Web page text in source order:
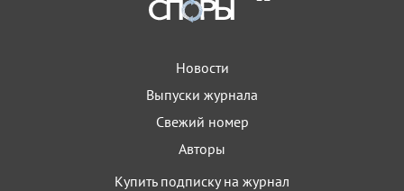
Новости
Выпуски журнала
Свежий номер
Авторы
Купить подписку на журнал